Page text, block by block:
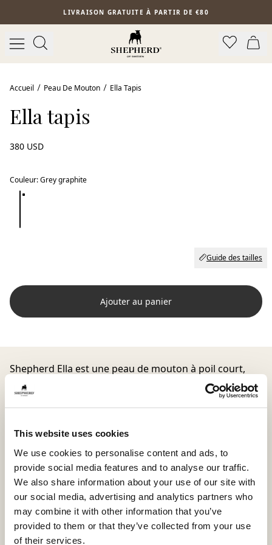
This website uses cookies
We use cookies to personalise content and ads, to
provide social media features and to analyse our traffic.
We also share information about your use of our site with
our social media, advertising and analytics partners who
may combine it with other information that you’ve
provided to them or that they’ve collected from your use
of their services.
Aller au contenu principalLIVRAISON GRATUITE À PARTIR DE €80
Meilleure vente
Accueil Peau De Mouton Ella Tapis
Ella tapis
380 USD
Couleur:Grey graphite
Guide des tailles
Ajouter au panier
Shepherd Ella est une peau de mouton à poil court,
douce et accueillante, pour créer une ambiance calme
et harmonieuse dans votre intérieur. Son origine
australienne lui confère une belle qualité et un toucher
naturel qui perdure au fil du temps.
à partir de deux peaux, d’où ses dimensions
généreuses de 190 x 60 cm.
Elle peut parfaitement être posée sur le sol, où elle
apporte de la chaleur et une sensation de confort, que
ce soit au pied du lit, dans le salon ou dans un coin